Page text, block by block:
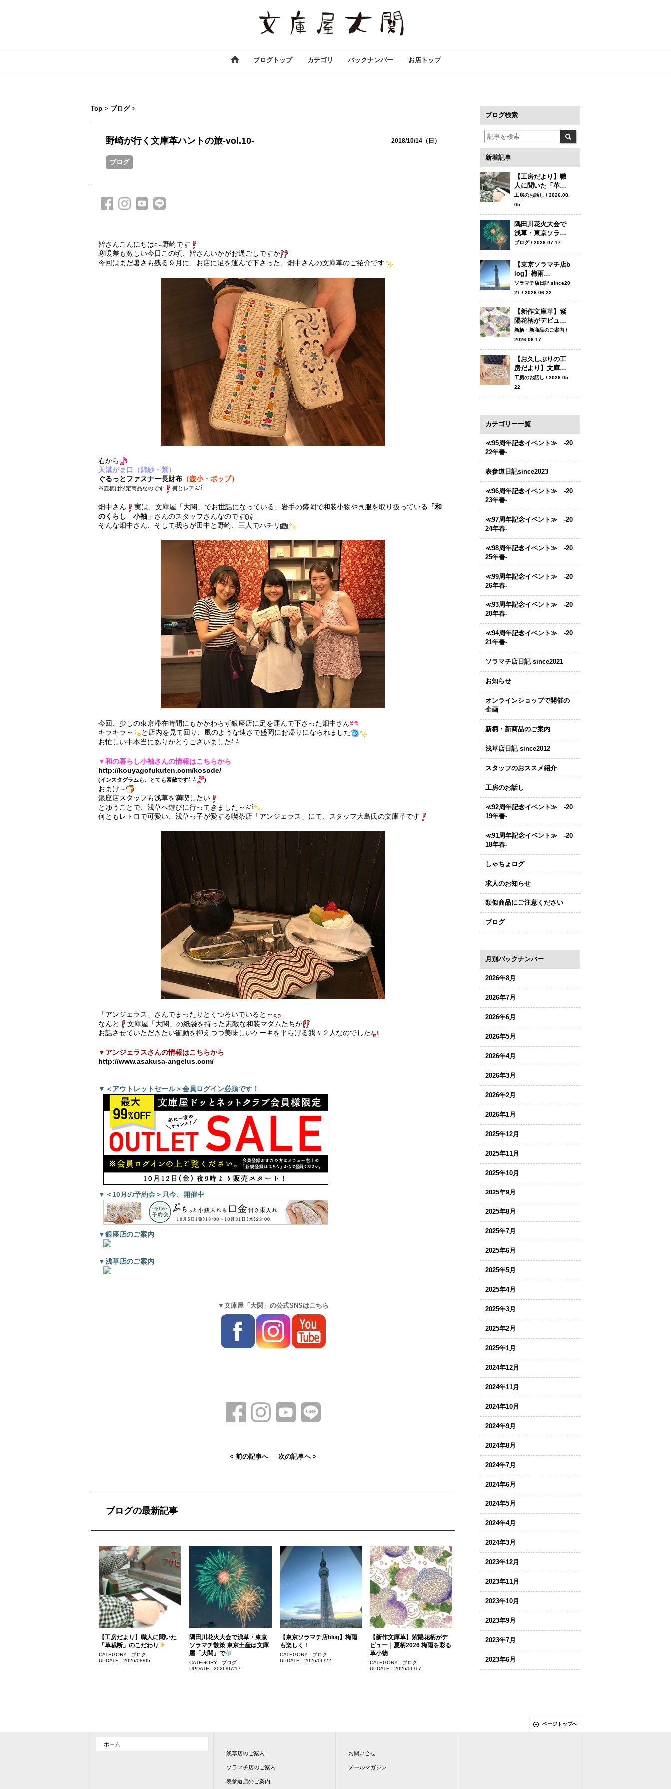
ブログトップ カテゴリ バックナンバー お店トップ
Top > ブログ>
野崎が行く文庫革ハントの旅-vol.10- 2018/10/14（日）
ブログ
皆さんこんにちは
野崎です
寒暖差も激しい今日この頃、皆さんいかがお過ごしですか
今回はまだ暑さも残る９月に、お店に足を運んで下さった、畑中さんの文庫革のご紹介です
右から
天溝がま口（錦紗・紫）
ぐるっとファスナー長財布 （壺小・ポップ）
※壺柄は限定商品なのです 何とレア
畑中さん 実は、文庫屋「大関」でお世話になっている、岩手の盛岡で和装小物や呉服を取り扱っている 「和
のくらし 小袖」 さんのスタッフさんなのです
そんな畑中さん、そして我らが田中と野崎、三人でパチリ
今回、少しの東京滞在時間にもかかわらず銀座店に足を運んで下さった畑中さん
キラキラ～
と店内を見て回り、風のような速さで盛岡にお帰りになられました
お忙しい中本当にありがとうございました
▼和の暮らし小袖さんの情報はこちらから
http://kouyagofukuten.com/kosode/
(インスタグラムも、とても素敵です )
おまけ～
銀座店スタッフも浅草を満喫したい
とゆうことで、浅草へ遊びに行ってきました～
何ともレトロで可愛い、浅草っ子が愛する喫茶店「アンジェラス」にて、スタッフ大島氏の文庫革です
「アンジェラス」さんでまったりとくつろいでいると～
なんと
文庫屋「大関」の紙袋を持った素敵な和装マダムたちが
お話させていただきたい衝動を抑えつつ美味しいケーキを平らげる我々２人なのでした
▼アンジェラスさんの情報はこちらから
http://www.asakusa-angelus.com/
▼＜アウトレットセール＞会員ログイン必須です！
▼＜10月の予約会＞只今、開催中
▼銀座店のご案内
▼浅草店のご案内
▼文庫屋「大関」の公式SNSはこちら
< 前の記事へ 次の記事へ >
ブログの最新記事
【工房だより】職人に聞いた
「革裁断」のこだわり
CATEGORY : ブログ
UPDATE : 2026/08/05
隅田川花火大会で浅草・東京
ソラマチ散策 東京土産は文庫
屋「大関」で
CATEGORY : ブログ
UPDATE : 2026/07/17
【東京ソラマチ店blog】梅雨
も楽しく！
CATEGORY : ブログ
UPDATE : 2026/06/22
【新作文庫革】紫陽花柄がデ
ビュー｜夏柄2026 梅雨を彩る
革小物
CATEGORY : ブログ
UPDATE : 2026/06/17
ブログ検索
新着記事
【工房だより】職
人に聞いた「革…
工房のお話し / 2026.08.
05
隅田川花火大会で
浅草・東京ソラ…
ブログ / 2026.07.17
【東京ソラマチ店b
log】梅雨…
ソラマチ店日記 since20
21 / 2026.06.22
【新作文庫革】紫
陽花柄がデビュ…
新柄・新商品のご案内 /
2026.06.17
【お久しぶりの工
房だより】文庫…
工房のお話し / 2026.05.
22
カテゴリー一覧
≪95周年記念イベント≫ -20
22年春-
表参道日記since2023
≪96周年記念イベント≫ -20
23年春-
≪97周年記念イベント≫ -20
24年春-
≪98周年記念イベント≫ -20
25年春-
≪99周年記念イベント≫ -20
26年春-
≪93周年記念イベント≫ -20
20年春-
≪94周年記念イベント≫ -20
21年春-
ソラマチ店日記 since2021
お知らせ
オンラインショップで開催の
企画
新柄・新商品のご案内
浅草店日記 since2012
スタッフのおススメ紹介
工房のお話し
≪92周年記念イベント≫ -20
19年春-
≪91周年記念イベント≫ -20
18年春-
しゃちょログ
求人のお知らせ
類似商品にご注意ください
ブログ
月別バックナンバー
2026年8月
2026年7月
2026年6月
2026年5月
2026年4月
2026年3月
2026年2月
2026年1月
2025年12月
2025年11月
2025年10月
2025年9月
2025年8月
2025年7月
2025年6月
2025年5月
2025年4月
2025年3月
2025年2月
2025年1月
2024年12月
2024年11月
2024年10月
2024年9月
2024年8月
2024年7月
2024年6月
2024年5月
2024年4月
2024年3月
2023年12月
2023年11月
2023年10月
2023年9月
2023年7月
2023年6月
ページトップへ
ホーム
浅草店のご案内
ソラマチ店のご案内
表参道店のご案内
お問い合せ
メールマガジン